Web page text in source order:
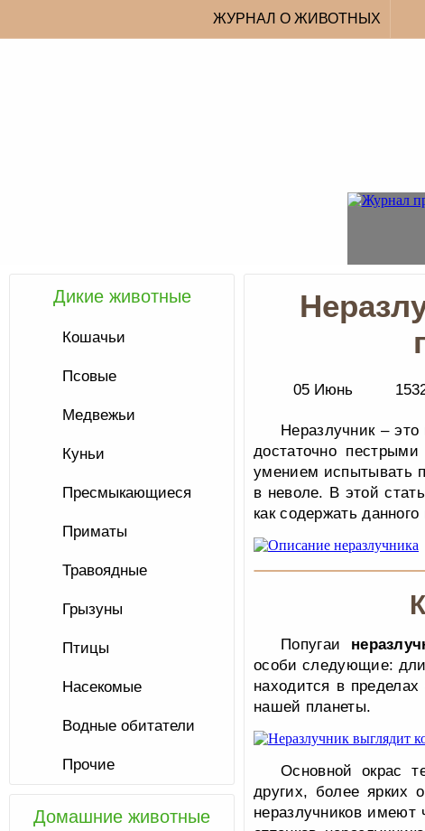
ЖУРНАЛ О ЖИВОТНЫХ
05 Июнь
Неразлучник –
достаточно
умением испытывать
в неволе. В этой
как содержать
Попугаи
особи следующие:
находится в
нашей планеты.
Основной окрас
других, более ярких
неразлучников
Дикие животные
Кошачьи
Псовые
Медвежьи
Куньи
Пресмыкающиеся
Приматы
Травоядные
Грызуны
Птицы
Насекомые
Водные обитатели
Прочие
Домашние животные